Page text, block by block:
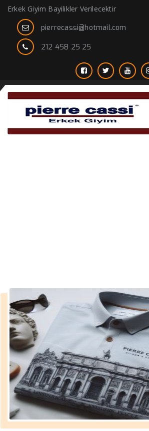
Erkek Giyim Bayilikler Verilecektir
pierrecassi@hotmail.com
212 458 25 25